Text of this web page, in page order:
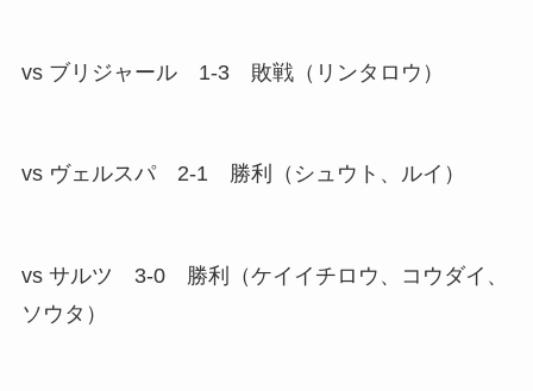
vs ブリジャール 1-3 敗戦（リンタロウ）
vs ヴェルスパ 2-1 勝利（シュウト、ルイ）
vs サルツ 3-0 勝利（ケイイチロウ、コウダイ、
ソウタ）